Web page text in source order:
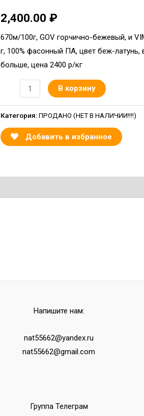
2,400.00₽
670м/100г, GOV горчично-бежевый, и
г, 100% фасонный ПА, цвет беж-латунь,
больше, цена 2400 р/кг
В корзину
Категория:ПРОДАНО (НЕТ В НАЛИЧИИ!!!!)
Добавить в избранное
Напишите нам:
nat55662@yandex.ru
nat55662@gmail.com
Группа Телеграм